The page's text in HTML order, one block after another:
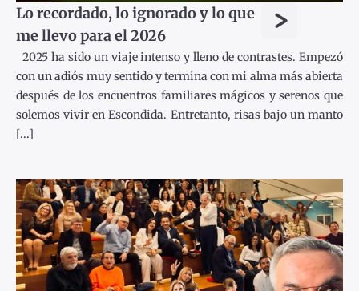
Lo recordado, lo ignorado y lo que
me llevo para el 2026
>
2025 ha sido un viaje intenso y lleno de contrastes. Empezó
con un adiós muy sentido y termina con mi alma más abierta
después de los encuentros familiares mágicos y serenos que
solemos vivir en Escondida. Entretanto, risas bajo un manto
[...]